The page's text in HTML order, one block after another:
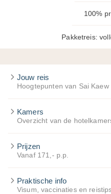
100%
Pakketreis:
Jouw reis
Hoogtepunten van Sai
Kamers
Overzicht van de
Prijzen
Vanaf 171,- p.p.
Praktische info
Visum, vaccinaties en